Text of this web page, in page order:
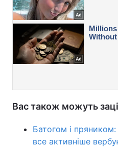
Вас також можуть
Батогом і пряником:
все активніше